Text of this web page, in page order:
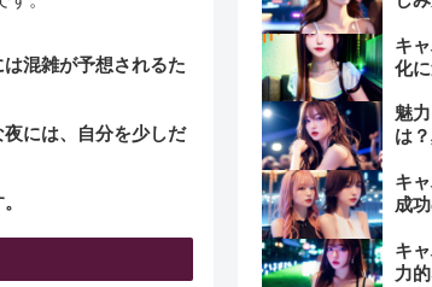
混雑が予想されるた
には、自分を少しだ
キ
化
魅
は
キ
成
キ
力